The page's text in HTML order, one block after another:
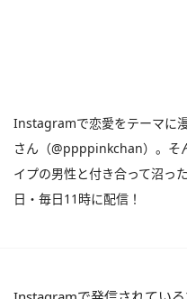
Instagramで恋愛をテーマに
さん（@ppppinkchan）。そ
イプの男性と付き合って沼っ
日・毎日11時に配信！